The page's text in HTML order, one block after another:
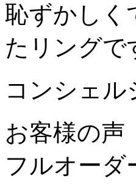
恥ずかしく
たリングで
コンシェ
お客様の声
フルオーダ